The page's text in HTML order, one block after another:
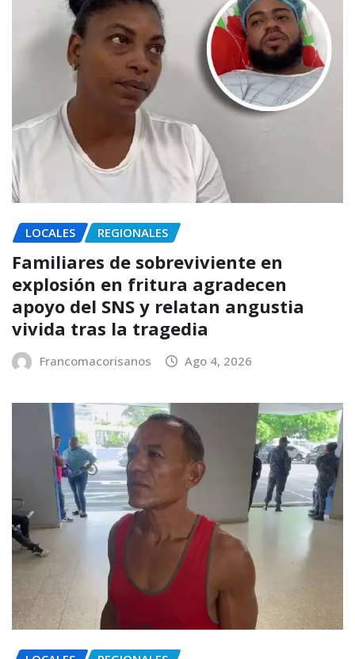
LOCALES REGIONALES
Familiares de sobreviviente en
explosión en fritura agradecen
apoyo del SNS y relatan angustia
vivida tras la tragedia
Francomacorisanos Ago 4, 2026